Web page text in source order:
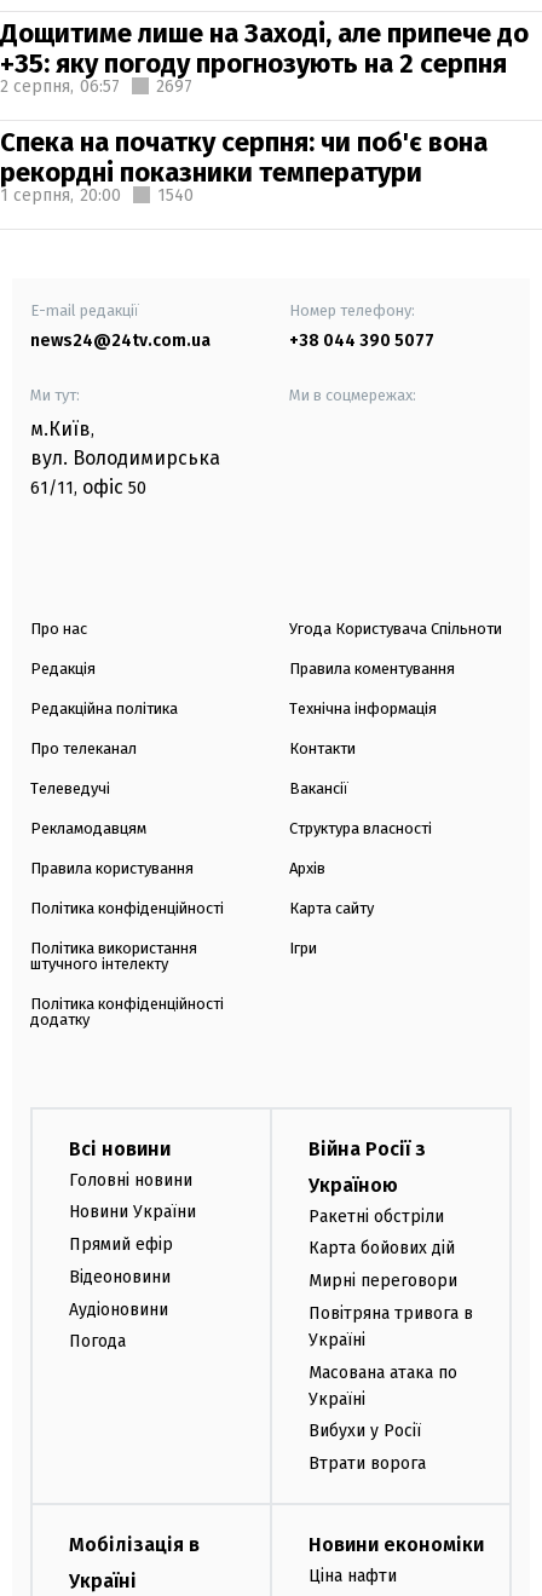
Дощитиме лише на Заході, але припече до
+35: яку погоду прогнозують на 2 серпня
2 серпня, 06:57 2697
Спека на початку серпня: чи поб'є вона
рекордні показники температури
1 серпня, 20:00 1540
E-mail редакції
news24@24tv.com.ua
Номер телефону:
+38 044 390 5077
Ми тут:
м.Київ,
вул. Володимирська
61/11, офіс 50
Ми в соцмережах:
Про нас
Редакція
Редакційна політика
Про телеканал
Телеведучі
Рекламодавцям
Правила користування
Політика конфіденційності
Політика використання
штучного інтелекту
Політика конфіденційності
додатку
Угода Користувача Спільноти
Правила коментування
Технічна інформація
Контакти
Вакансії
Структура власності
Архів
Карта сайту
Ігри
Всі новини
Головні новини
Новини України
Прямий ефір
Відеоновини
Аудіоновини
Погода
Війна Росії з
Україною
Ракетні обстріли
Карта бойових дій
Мирні переговори
Повітряна тривога в
Україні
Масована атака по
Україні
Вибухи у Росії
Втрати ворога
Мобілізація в
Україні
Новини економіки
Ціна нафти